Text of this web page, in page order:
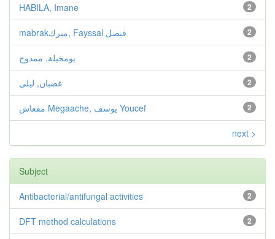
2
HABILA, Imane
2 mabrakمبرك, Fayssal فيصل
2 بومخيلة, ممدوح
2 غضبان, ليلى
2 مقعاش Megaache, يوسف Youcef
next >
Subject
2
Antibacterial/antifungal activities
2
DFT method calculations